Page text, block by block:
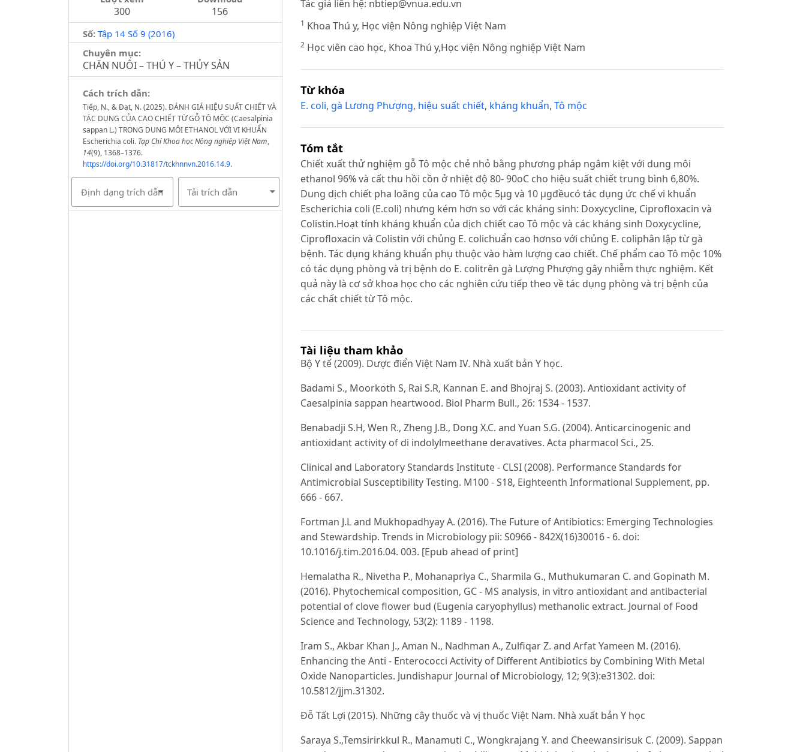
300 156
Số: Tập 14 Số 9 (2016)
Chuyên mục:
CHĂN NUÔI – THÚ Y – THỦY SẢN
Cách trích dẫn:
Tiếp, N., & Đạt, N. (2025). ĐÁNH GIÁ HIỆU SUẤT CHIẾT VÀ
TÁC DỤNG CỦA CAO CHIẾT TỪ GỖ TÔ MỘC (Caesalpinia
sappan L.) TRONG DUNG MÔI ETHANOL VỚI VI KHUẨN
Escherichia coli. Tạp Chí Khoa học Nông nghiệp Việt Nam,
14(9), 1368–1376.
https://doi.org/10.31817/tckhnnvn.2016.14.9.
Định dạng trích dẫn Tải trích dẫn
Tác giả liên hệ: nbtiep@vnua.edu.vn
1 Khoa Thú y, Học viện Nông nghiệp Việt Nam
2 Học viên cao học, Khoa Thú y,Học viện Nông nghiệp Việt Nam
Từ khóa
E. coli, gà Lương Phượng, hiệu suất chiết, kháng khuẩn,Tô mộc
Tóm tắt
Chiết xuất thử nghiệm gỗ Tô mộc chẻ nhỏ bằng phương pháp ngâm kiệt với dung môi
ethanol 96% và cất thu hồi cồn ở nhiệt độ 80- 90oC cho hiệu suất chiết trung bình 6,80%.
Dung dịch chiết pha loãng của cao Tô mộc 5µg và 10 µgđềucó tác dụng ức chế vi khuẩn
Escherichia coli (E.coli) nhưng kém hơn so với các kháng sinh: Doxycycline, Ciprofloxacin và
Colistin.Hoạt tính kháng khuẩn của dịch chiết cao Tô mộc và các kháng sinh Doxycycline,
Ciprofloxacin và Colistin với chủng E. colichuẩn cao hơnso với chủng E. coliphân lập từ gà
bệnh. Tác dụng kháng khuẩn phụ thuộc vào hàm lượng cao chiết. Chế phẩm cao Tô mộc 10%
có tác dụng phòng và trị bệnh do E. colitrên gà Lượng Phượng gây nhiễm thực nghiệm. Kết
quả này là cơ sở khoa học cho các nghiên cứu tiếp theo về tác dụng phòng và trị bệnh của
các chất chiết từ Tô mộc.
Tài liệu tham khảo
Bộ Y tế (2009). Dược điển Việt Nam IV. Nhà xuất bản Y học.
Badami S., Moorkoth S, Rai S.R, Kannan E. and Bhojraj S. (2003). Antioxidant activity of
Caesalpinia sappan heartwood. Biol Pharm Bull., 26: 1534 - 1537.
Benabadji S.H, Wen R., Zheng J.B., Dong X.C. and Yuan S.G. (2004). Anticarcinogenic and
antioxidant activity of di indolylmeethane deravatives. Acta pharmacol Sci., 25.
Clinical and Laboratory Standards Institute - CLSI (2008). Performance Standards for
Antimicrobial Susceptibility Testing. M100 - S18, Eighteenth Informational Supplement, pp.
666 - 667.
Fortman J.L and Mukhopadhyay A. (2016). The Future of Antibiotics: Emerging Technologies
and Stewardship. Trends in Microbiology pii: S0966 - 842X(16)30016 - 6. doi:
10.1016/j.tim.2016.04. 003. [Epub ahead of print]
Hemalatha R., Nivetha P., Mohanapriya C., Sharmila G., Muthukumaran C. and Gopinath M.
(2016). Phytochemical composition, GC - MS analysis, in vitro antioxidant and antibacterial
potential of clove flower bud (Eugenia caryophyllus) methanolic extract. Journal of Food
Science and Technology, 53(2): 1189 - 1198.
Iram S., Akbar Khan J., Aman N., Nadhman A., Zulfiqar Z. and Arfat Yameen M. (2016).
Enhancing the Anti - Enterococci Activity of Different Antibiotics by Combining With Metal
Oxide Nanoparticles. Jundishapur Journal of Microbiology, 12; 9(3):e31302. doi:
10.5812/jjm.31302.
Đỗ Tất Lợi (2015). Những cây thuốc và vị thuốc Việt Nam. Nhà xuất bản Y học
Saraya S.,Temsirirkkul R., Manamuti C., Wongkrajang Y. and Cheewansirisuk C. (2009). Sappan